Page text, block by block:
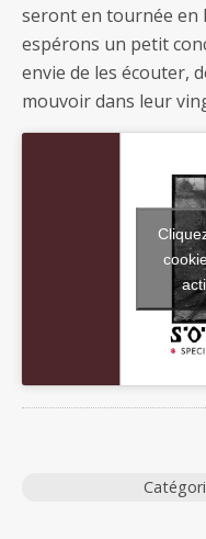
seront en tournée en
espérons un petit
envie de les écouter,
mouvoir dans leur